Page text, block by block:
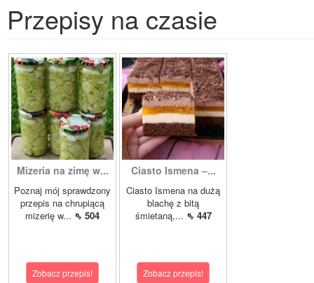
Przepisy na czasie
Mizeria na zimę w...
Poznaj mój sprawdzony
przepis na chrupiącą
mizerię w... ⇖ 504
Zobacz przepis!
Ciasto Ismena –...
Ciasto Ismena na dużą
blachę z bitą
śmietaną,... ⇖ 447
Zobacz przepis!